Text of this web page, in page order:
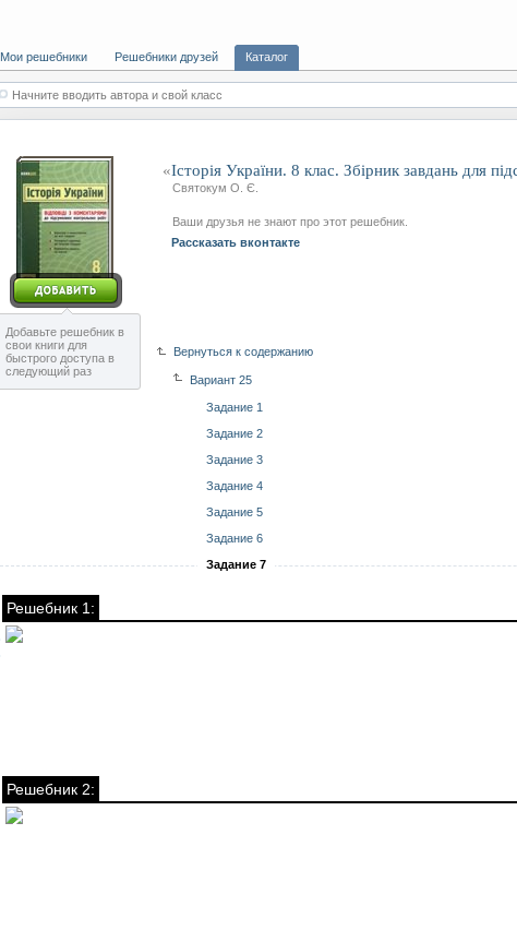
Мои решебники Решебники друзей Каталог
Начните вводить автора и свой класс
Добавьте решебник в
свои книги для
быстрого доступа в
следующий раз
«Історія України. 8 клас. Збірник завдань для
Святокум О. Є.
Ваши друзья не знают про этот решебник.
Рассказать вконтакте
Вернуться к содержанию
Вариант 25
Задание 1
Задание 2
Задание 3
Задание 4
Задание 5
Задание 6
Задание 7
Решебник 1:
Решебник 2: